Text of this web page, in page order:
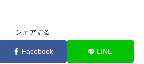
シェアする
Facebook LINE